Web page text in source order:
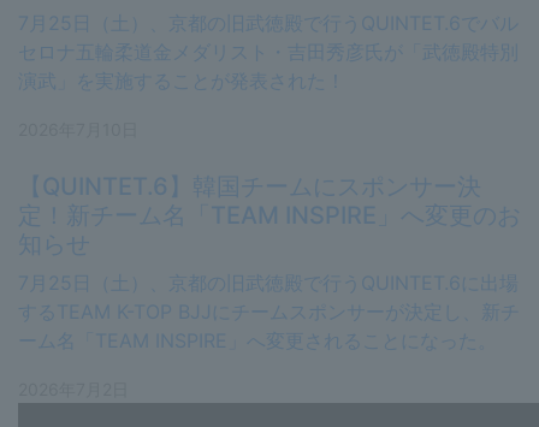
7月25日（土）、京都の旧武徳殿で行うQUINTET.6でバル
セロナ五輪柔道金メダリスト・吉田秀彦氏が「武徳殿特別
演武」を実施することが発表された！
【QUINTET.6】韓国チームにスポンサー決
定！新チーム名「TEAM INSPIRE」へ変更のお
知らせ
7月25日（土）、京都の旧武徳殿で行うQUINTET.6に出場
するTEAM K-TOP BJJにチームスポンサーが決定し、新チ
ーム名「TEAM INSPIRE」へ変更されることになった。